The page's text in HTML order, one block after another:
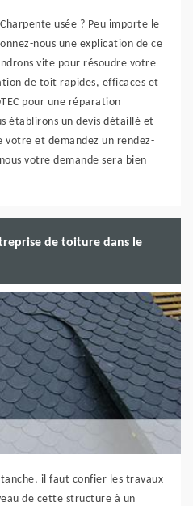
usée ? Peu importe le
nous une explication de ce
vite pour résoudre votre
de toit rapides, efficaces et
pour une réparation
établirons un devis détaillé et
votre et demandez un rendez-
votre demande sera bien
de toiture dans le
il faut confier les travaux
de cette structure à un